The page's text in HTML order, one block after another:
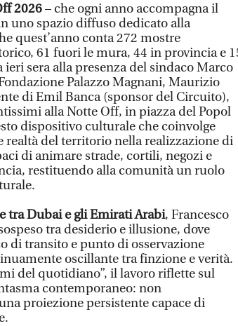
2026– che ogni anno accompagna il
uno spazio diffuso dedicato alla
quest’anno conta 272 mostre
61 fuori le mura, 44 in provincia e
ieri sera alla presenza del sindaco Marco
Palazzo Magnani, Maurizio
di Emil Banca (sponsor del Circuito),
alla Notte Off, in piazza del Popol
dispositivo culturale che coinvolge
realtà del territorio nella realizzazione di
di animare strade, cortili, negozi e
restituendo alla comunità un ruolo
tra Dubai e gli Emirati Arabi, Francesco
tra desiderio e illusione, dove
di transito e punto di osservazione
oscillante tra finzione e verità.
del quotidiano”, il lavoro riflette sul
contemporaneo: non
proiezione persistente capace di